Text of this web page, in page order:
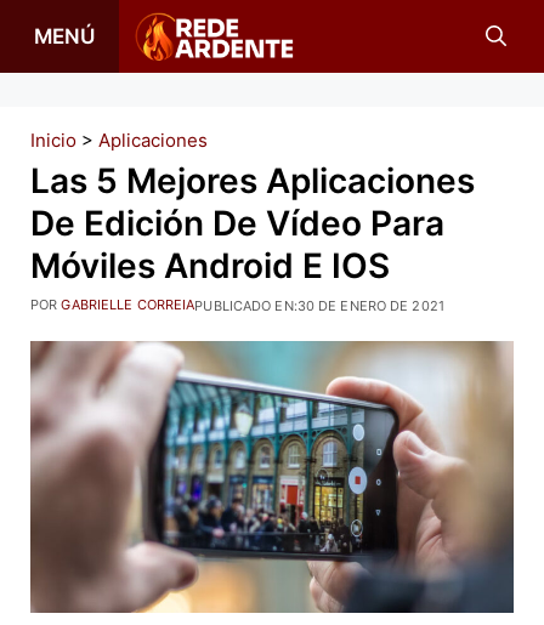
MENÚ
Inicio > Aplicaciones
Las 5 Mejores Aplicaciones
De Edición De Vídeo Para
Móviles Android E IOS
PUBLICADO EN:30 DE ENERO DE 2021
PORGABRIELLE CORREIA